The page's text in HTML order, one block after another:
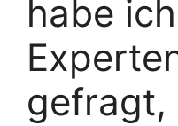
habe
gefragt,